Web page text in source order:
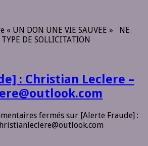
« UN DON UNE VIE SAUVEE » NE
TYPE DE SOLLICITATION
: Christian Leclere –
fermés sur [Alerte Fraude] :